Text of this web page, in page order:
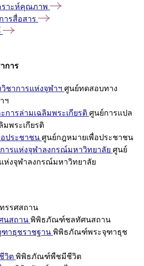
ราะห์คุณภาพ
ารสื่อสาร
การ
ชาการแห่งจุฬาฯ ศูนย์ทดสอบทาง
ฯ
การล่ามเฉลิมพระเกียรติ ศูนย์การแปล
มพระเกียรติ
ประชาชน ศูนย์กฎหมายเพื่อประชาชน
ารแห่งจุฬาลงกรณ์มหาวิทยาลัย ศูนย์
ห่งจุฬาลงกรณ์มหาวิทยาลัย
รรศสถาน
สถาน พิพิธภัณฑ์ชลทัศนสถาน
าธุชราชฐาน พิพิธภัณฑ์พระจุฑาธุช
วิต พิพิธภัณฑ์พืชมีชีวิต